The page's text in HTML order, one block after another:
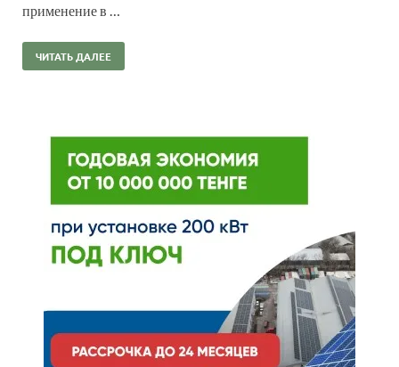
применение в …
ЧИТАТЬ ДАЛЕЕ